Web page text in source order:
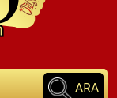
ARA